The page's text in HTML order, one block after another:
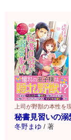
上司が野獣の本性を
秘書見習いの溺
冬野まゆ / 著